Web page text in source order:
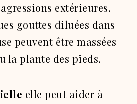
extérieures.
gouttes diluées dans
peuvent être massées
la plante des pieds.
elle peut aider à